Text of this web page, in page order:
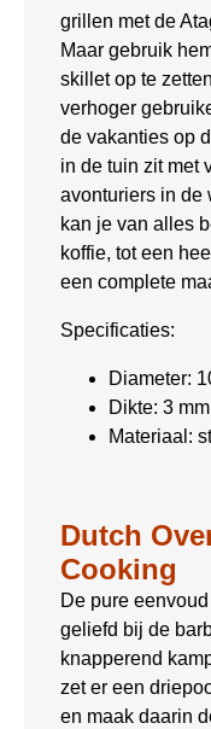
grillen met de
Maar gebruik
skillet op te
verhoger
de vakanties op
in de tuin zit met
avonturiers in de
kan je van alles
koffie, tot een
een complete
Specificaties:
Diameter:
Dikte: 3 mm
Materiaal:
Dutch
Cooking
De pure
geliefd bij de
knapperend
zet er een
en maak daarin